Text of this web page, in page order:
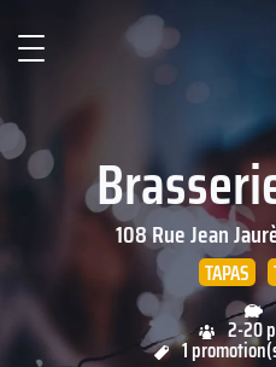
108 Rue Jean
TAPAS
2-20
1